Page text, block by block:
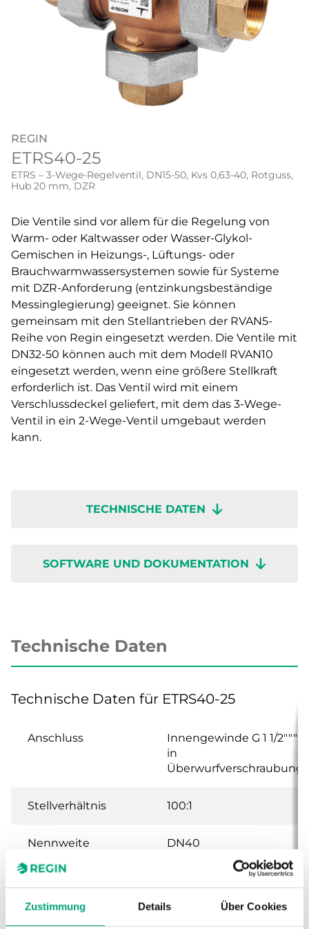
Zustimmung Details Über Cookies
REGIN
ETRS40-25
ETRS – 3-Wege-Regelventil, DN15-50, Kvs 0,63-40, Rotguss,
Hub 20 mm, DZR
Die Ventile sind vor allem für die Regelung von
Warm- oder Kaltwasser oder Wasser-Glykol-
Gemischen in Heizungs-, Lüftungs- oder
Brauchwarmwassersystemen sowie für Systeme
mit DZR-Anforderung (entzinkungsbeständige
Messinglegierung) geeignet. Sie können
gemeinsam mit den Stellantrieben der RVAN5-
Reihe von Regin eingesetzt werden. Die Ventile mit
DN32-50 können auch mit dem Modell RVAN10
eingesetzt werden, wenn eine größere Stellkraft
erforderlich ist. Das Ventil wird mit einem
Verschlussdeckel geliefert, mit dem das 3-Wege-
Ventil in ein 2-Wege-Ventil umgebaut werden
kann.
TECHNISCHE DATEN
SOFTWARE UND DOKUMENTATION
Technische Daten
Technische Daten für ETRS40-25
Anschluss
Innengewinde G 1 1/2""""
in
Überwurfverschraubung
Stellverhältnis 100:1
Nennweite DN40